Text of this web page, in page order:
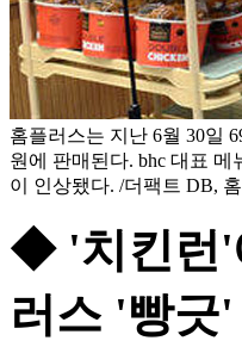
홈플러스는 지난 6월 30일
원에 판매된다. bhc 대표 메
이 인상됐다. /더팩트 DB,
◆ '치킨런'
러스 '빵긋'